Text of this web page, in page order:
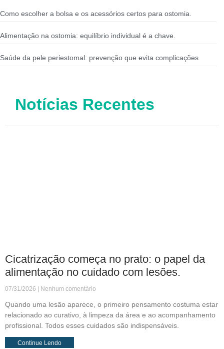
Como escolher a bolsa e os acessórios certos para ostomia.
Alimentação na ostomia: equilíbrio individual é a chave.
Saúde da pele periestomal: prevenção que evita complicações
Notícias Recentes
Cicatrização começa no prato: o papel da
alimentação no cuidado com lesões.
07/31/2026 Nenhum comentário
Quando uma lesão aparece, o primeiro pensamento costuma estar
relacionado ao curativo, à limpeza da área e ao acompanhamento
profissional. Todos esses cuidados são indispensáveis.
Continue Lendo